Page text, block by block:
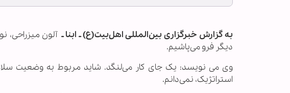
به گزارش خبرگزاری بین‌المللی اهل‌بیت(ع) ـ ابنا ـآلون میزراحی،
دیگر فرو می‌پاشیم.
وی می نویسد: یک جای کار می‌لنگد. شاید مربوط به وضعیت
استراتژیک، نمی‌دانم.